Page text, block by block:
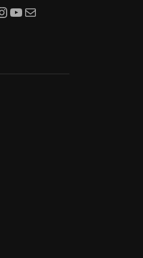
YouTube 電子郵件